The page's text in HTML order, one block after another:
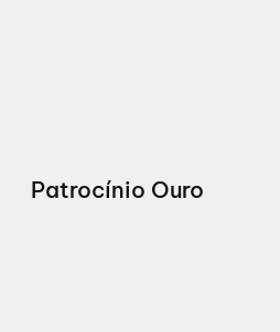
Patrocínio Ouro